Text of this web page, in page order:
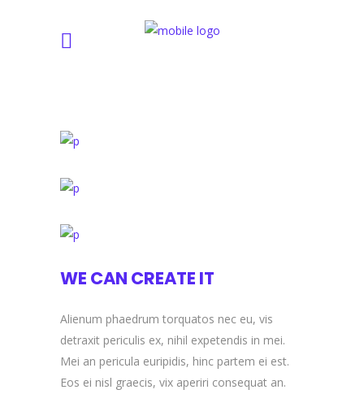
WE CAN CREATE IT
Alienum phaedrum torquatos nec eu, vis
detraxit periculis ex, nihil expetendis in mei.
Mei an pericula euripidis, hinc partem ei est.
Eos ei nisl graecis, vix aperiri consequat an.